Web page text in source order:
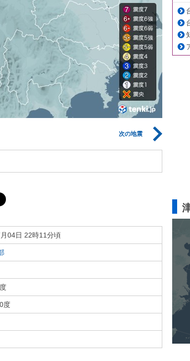
次の地震
04日 22時11分頃
度